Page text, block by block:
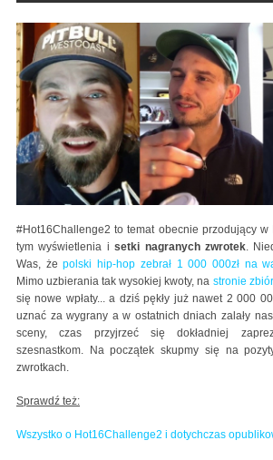
#Hot16Challenge2 to temat obecnie przodujący w
tym wyświetlenia isetki nagranych zwrotek .
Was, że polski hip-hop zebrał 1 000 000zł na
Mimo uzbierania tak wysokiej kwoty, na stronie
się nowe wpłaty... a dziś pękły już nawet 2 000
uznać za wygrany a w ostatnich dniach zalały
sceny, czas przyjrzeć się dokładniej
szesnastkom. Na początek skupmy się na
zwrotkach.
Sprawdź też:
Wszystko o Hot16Challenge2 i dotychczas